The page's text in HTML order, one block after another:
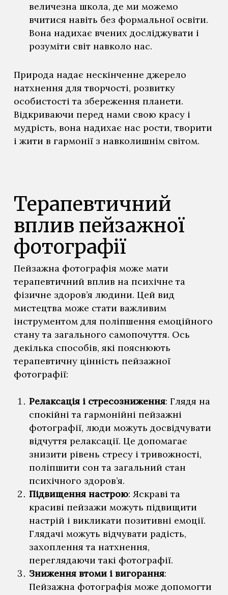
No products in the
cart.
величезна школа, де ми можемо
вчитися навіть без формальної освіти.
Вона надихає вчених досліджувати і
розуміти світ навколо нас.
Природа надає нескінченне джерело
натхнення для творчості, розвитку
особистості та збереження планети.
Відкриваючи перед нами свою красу і
мудрість, вона надихає нас рости, творити
і жити в гармонії з навколишнім світом.
Терапевтичний
вплив пейзажної
фотографії
Пейзажна фотографія може мати
терапевтичний вплив на психічне та
фізичне здоров’я людини. Цей вид
мистецтва може стати важливим
інструментом для поліпшення емоційного
стану та загального самопочуття. Ось
декілька способів, які пояснюють
терапевтичну цінність пейзажної
фотографії:
Релаксація і стресозниження: Глядя на
спокійні та гармонійні пейзажні
фотографії, люди можуть досвідчувати
відчуття релаксації. Це допомагає
знизити рівень стресу і тривожності,
поліпшити сон та загальний стан
психічного здоров’я.
Підвищення настрою: Яскраві та
красиві пейзажи можуть підвищити
настрій і викликати позитивні емоції.
Глядачі можуть відчувати радість,
захоплення та натхнення,
переглядаючи такі фотографії.
Зниження втоми і вигорання:
Пейзажна фотографія може допомогти